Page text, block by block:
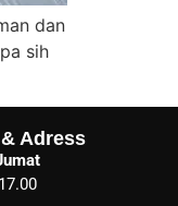
dan
sih
Adress